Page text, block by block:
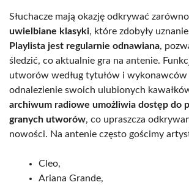
Słuchacze mają okazję odkrywać zarówno
uwielbiane klasyki, które zdobyły
Playlista jest regularnie odnawiana,
śledzić, co aktualnie gra na antenie.
utworów według tytułów i wykonawców
odnalezienie swoich ulubionych
archiwum radiowe umożliwia dostęp do
granych utworów, co upraszcza
nowości. Na antenie często gościmy
Cleo,
Ariana Grande,